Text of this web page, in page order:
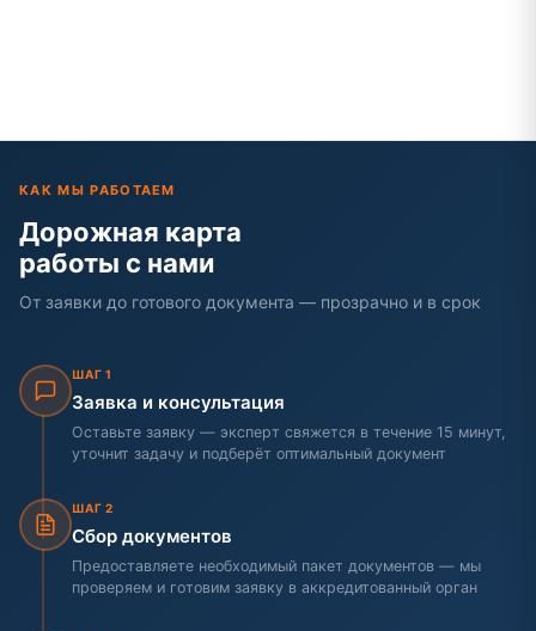
КАК МЫ РАБОТАЕМ
Дорожная карта
работы с нами
От заявки до готового документа — прозрачно и в срок
ШАГ 1
Заявка и консультация
Оставьте заявку — эксперт свяжется в течение 15 минут,
уточнит задачу и подберёт оптимальный документ
ШАГ 2
Сбор документов
Предоставляете необходимый пакет документов — мы
проверяем и готовим заявку в аккредитованный орган